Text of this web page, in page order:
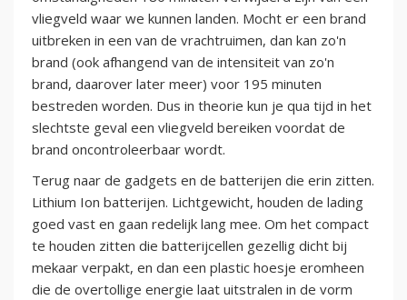
vliegveld waar we kunnen landen. Mocht er een brand
uitbreken in een van de vrachtruimen, dan kan zo'n
brand (ook afhangend van de intensiteit van zo'n
brand, daarover later meer) voor 195 minuten
bestreden worden. Dus in theorie kun je qua tijd in het
slechtste geval een vliegveld bereiken voordat de
brand oncontroleerbaar wordt.
Terug naar de gadgets en de batterijen die erin zitten.
Lithium Ion batterijen. Lichtgewicht, houden de lading
goed vast en gaan redelijk lang mee. Om het compact
te houden zitten die batterijcellen gezellig dicht bij
mekaar verpakt, en dan een plastic hoesje eromheen
die de overtollige energie laat uitstralen in de vorm